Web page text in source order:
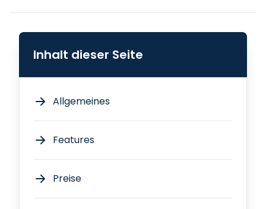
Inhalt dieser Seite
Allgemeines
Features
Preise